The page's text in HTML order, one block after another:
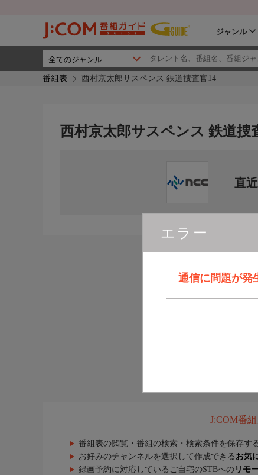
ジャンル
番組表 西村京太郎サスペンス 鉄道捜査官14
エラー
通信に問題が発
西村京太郎サスペンス 鉄道捜
直
J:COM番
番組表の閲覧・番組の検索・検索条件を保存す
お好みのチャンネルを選択して作成できる お気
録画予約に対応しているご自宅のSTBへの リモ